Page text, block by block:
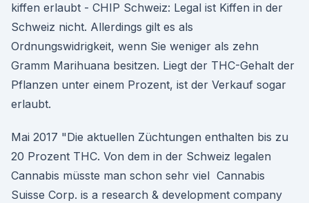
kiffen erlaubt - CHIP Schweiz: Legal ist Kiffen in der
Schweiz nicht. Allerdings gilt es als
Ordnungswidrigkeit, wenn Sie weniger als zehn
Gramm Marihuana besitzen. Liegt der THC-Gehalt der
Pflanzen unter einem Prozent, ist der Verkauf sogar
erlaubt.
Mai 2017 "Die aktuellen Züchtungen enthalten bis zu
20 Prozent THC. Von dem in der Schweiz legalen
Cannabis müsste man schon sehr viel Cannabis
Suisse Corp. is a research & development company